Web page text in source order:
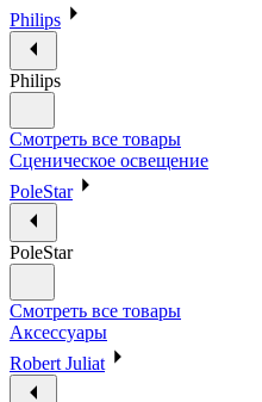
Philips
Philips
Смотреть все товары
Сценическое освещение
PoleStar
PoleStar
Смотреть все товары
Аксессуары
Robert Juliat